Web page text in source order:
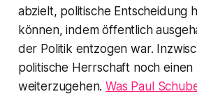
abzielt, politische Entscheidung
können, indem öffentlich
der Politik entzogen war.
politische Herrschaft noch einen
weiterzugehen.Was Paul